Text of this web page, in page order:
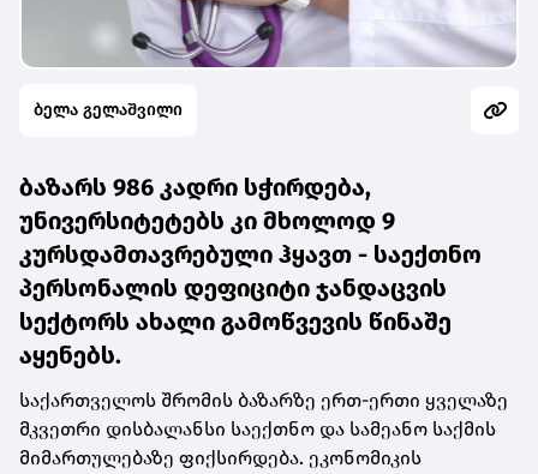
ბელა გელაშვილი
ბაზარს 986 კადრი სჭირდება,
უნივერსიტეტებს კი მხოლოდ 9
კურსდამთავრებული ჰყავთ - საექთნო
პერსონალის დეფიციტი ჯანდაცვის
სექტორს ახალი გამოწვევის წინაშე
აყენებს.
საქართველოს შრომის ბაზარზე ერთ-ერთი ყველაზე
მკვეთრი დისბალანსი საექთნო და სამეანო საქმის
მიმართულებაზე ფიქსირდება. ეკონომიკის